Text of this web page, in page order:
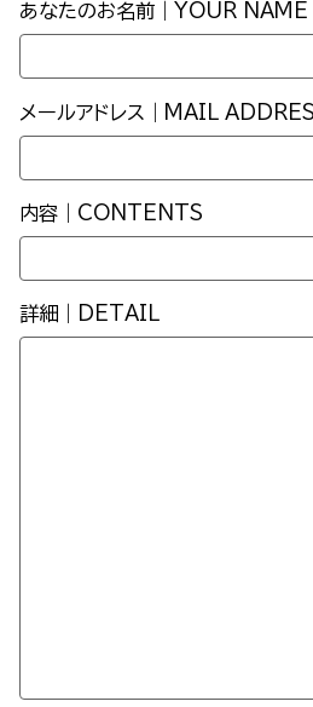
あなたのお名前｜YOUR NAME
メールアドレス｜MAIL
内容｜CONTENTS
詳細｜DETAIL